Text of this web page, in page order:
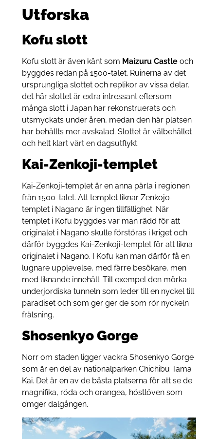
Utforska
Kofu slott
Kofu slott är även känt som Maizuru Castleoch
byggdes redan på 1500-talet. Ruinerna av det
ursprungliga slottet och replikor av vissa delar,
det här slottet är extra intressant eftersom
många slott i Japan har rekonstruerats och
utsmyckats under åren, medan den här platsen
har behållts mer avskalad. Slottet är välbehållet
och helt klart värt en dagsutflykt.
Kai-Zenkoji-templet
Kai-Zenkoji-templet är en anna pärla i regionen
från 1500-talet. Att templet liknar Zenkojo-
templet i Nagano är ingen tillfällighet. När
templet i Kofu byggdes var man rädd för att
originalet i Nagano skulle förstöras i kriget och
därför byggdes Kai-Zenkoji-templet för att likna
originalet i Nagano. I Kofu kan man därför få en
lugnare upplevelse, med färre besökare, men
med liknande innehåll. Till exempel den mörka
underjordiska tunneln som leder till en nyckel till
paradiset och som ger ger de som rör nyckeln
frälsning.
Shosenkyo Gorge
Norr om staden ligger vackra Shosenkyo Gorge
som är en del av nationalparken Chichibu Tama
Kai. Det är en av de bästa platserna för att se de
magnifika, röda och orangea, höstlöven som
omger dalgången.